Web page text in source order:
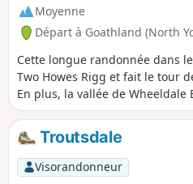
Moyenne
Départ à Goathland (North
Cette longue randonnée dans
Two Howes Rigg et fait le tour
En plus, la vallée de Wheeldale
t'aimes les trains, tu pourras
vapeur sur la North York Moors
Troutsdale
Visorandonneur